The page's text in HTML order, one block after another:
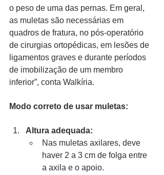
o peso de uma das pernas. Em geral,
as muletas são necessárias em
quadros de fratura, no pós-operatório
de cirurgias ortopédicas, em lesões de
ligamentos graves e durante períodos
de imobilização de um membro
inferior”, conta Walkíria.
Modo correto de usar muletas:
Altura adequada:
Nas muletas axilares, deve
haver 2 a 3 cm de folga entre
a axila e o apoio.